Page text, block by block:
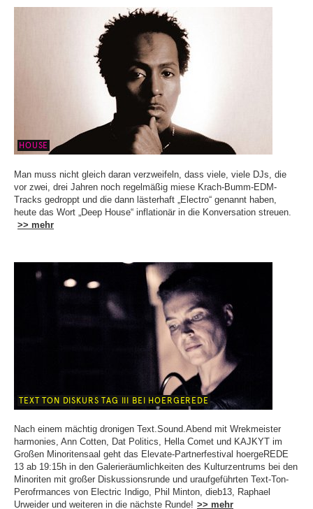
HOUSE
Man muss nicht gleich daran verzweifeln, dass viele, viele DJs, die
vor zwei, drei Jahren noch regelmäßig miese Krach-Bumm-EDM-
Tracks gedroppt und die dann lästerhaft „Electro“ genannt haben,
heute das Wort „Deep House“ inflationär in die Konversation streuen.
>> mehr
TEXT TON DISKURS TAG III BEI HOERGEREDE
Nach einem mächtig dronigen Text.Sound.Abend mit Wrekmeister
harmonies, Ann Cotten, Dat Politics, Hella Comet und KAJKYT im
Großen Minoritensaal geht das Elevate-Partnerfestival hoergeREDE
13 ab 19:15h in den Galerieräumlichkeiten des Kulturzentrums bei den
Minoriten mit großer Diskussionsrunde und uraufgeführten Text-Ton-
Perofrmances von Electric Indigo, Phil Minton, dieb13, Raphael
Urweider und weiteren in die nächste Runde! >> mehr